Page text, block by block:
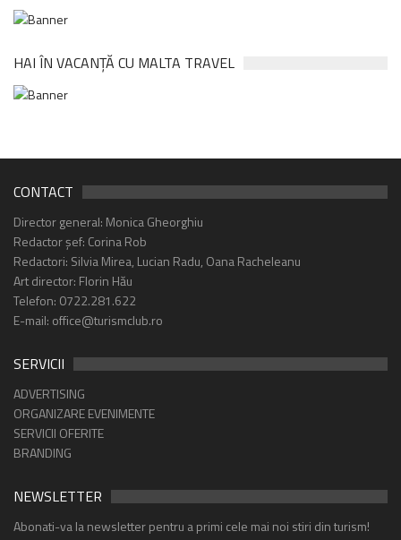
HAI ÎN VACANȚĂ CU MALTA TRAVEL
CONTACT
Director general: Monica Gheorghiu
Redactor șef: Corina Rob
Redactori: Silvia Mirea, Lucian Radu, Oana Racheleanu
Art director: Florin Hău
Telefon: 0722.281.622
E-mail: office@turismclub.ro
SERVICII
ADVERTISING
ORGANIZARE EVENIMENTE
SERVICII OFERITE
BRANDING
NEWSLETTER
Abonati-va la newsletter pentru a primi cele mai noi stiri din turism!